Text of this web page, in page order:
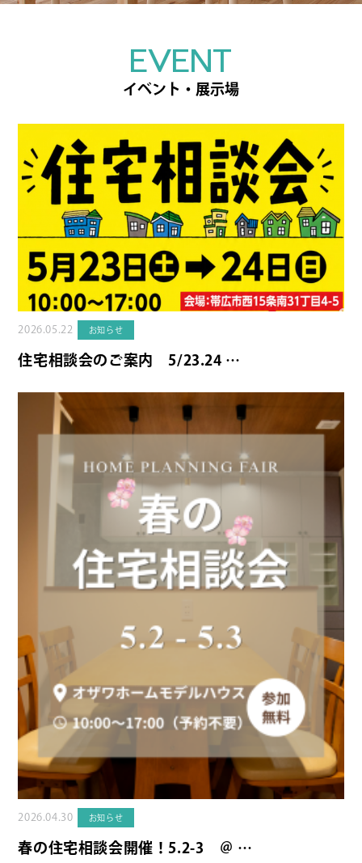
EVENT
イベント・展示場
2026.05.22 お知らせ
住宅相談会のご案内 5/23.24 …
2026.04.30 お知らせ
春の住宅相談会開催！5.2-3 ＠ …